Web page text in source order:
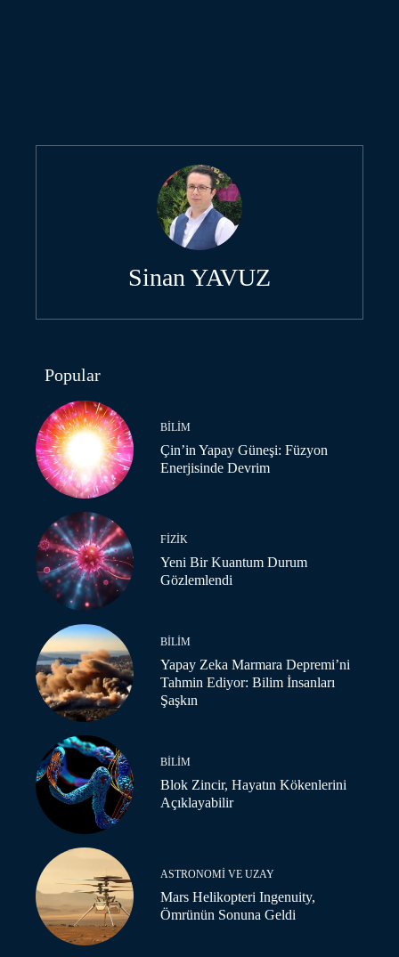
Sinan YAVUZ
Popular
BILIM
Çin’in Yapay Güneşi: Füzyon
Enerjisinde Devrim
FIZIK
Yeni Bir Kuantum Durum
Gözlemlendi
BILIM
Yapay Zeka Marmara Depremi’ni
Tahmin Ediyor: Bilim İnsanları
Şaşkın
BILIM
Blok Zincir, Hayatın Kökenlerini
Açıklayabilir
ASTRONOMI VE UZAY
Mars Helikopteri Ingenuity,
Ömrünün Sonuna Geldi